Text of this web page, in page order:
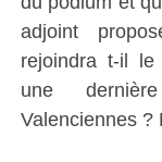
adjoint
rejoindra t-il
une
Valenciennes ?